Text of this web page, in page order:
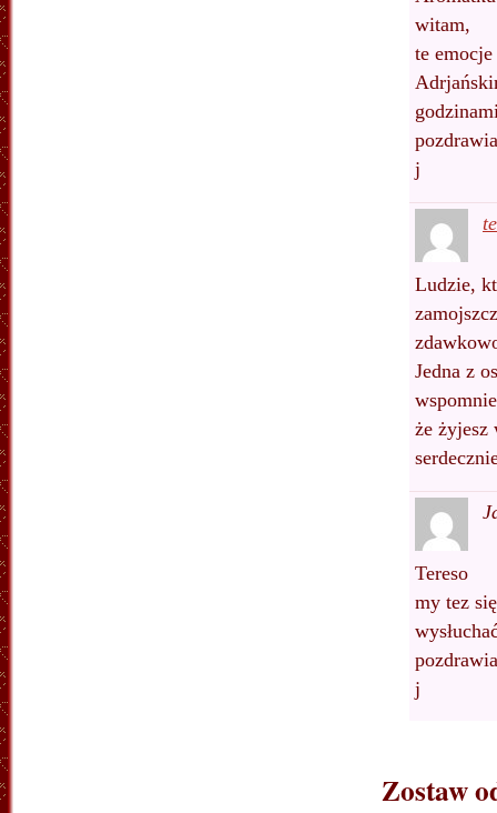
witam,
te
j
Ludzie,
Jedna z
że żyjesz
Tereso
my tez
j
Zostaw